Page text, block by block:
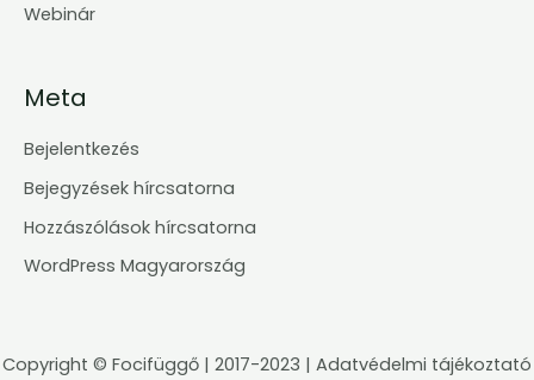
Webinár
Meta
Bejelentkezés
Bejegyzések hírcsatorna
Hozzászólások hírcsatorna
WordPress Magyarország
Copyright © Focifüggő | 2017-2023 | Adatvédelmi tájékoztató